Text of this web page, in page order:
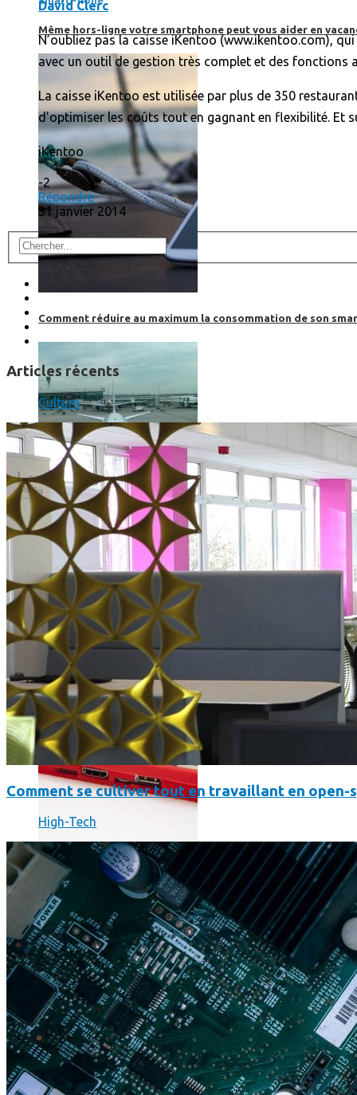
Même hors-ligne votre smartphone peut vous aider en
Comment réduire au maximum la consommation de son
Un boîtier imprimé en 3D va faire tourner Android sur votre
Science
Science
La science-fiction, c’est du passé, la bioimpression de peau
David Clerc
N’oubliez pas la caisse iKentoo (www.ikentoo.com),
avec un outil de gestion très complet et des fonctions
La caisse iKentoo est utilisée par plus de 350
d’optimiser les coûts tout en gagnant en flexibilité. Et
iKentoo
-2
Répondre
31 janvier 2014
Articles récents
Culture
Comment se cultiver tout en travaillant en open-
High-Tech